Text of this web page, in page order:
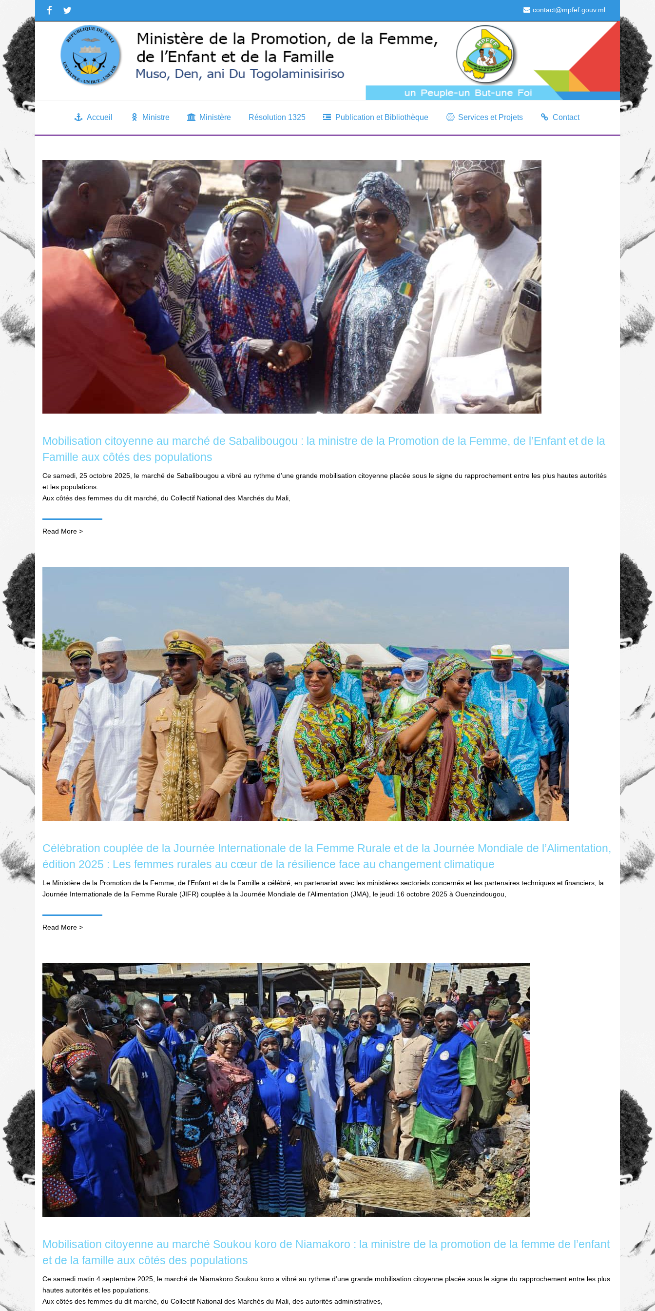
contact@mpfef.gouv.ml
Accueil Ministre Ministère Résolution 1325 Publication et Bibliothèque Services et Projets Contact
Mobilisation citoyenne au marché de Sabalibougou : la ministre de la Promotion de la Femme, de l’Enfant et de la
Famille aux côtés des populations
Ce samedi, 25 octobre 2025, le marché de Sabalibougou a vibré au rythme d’une grande mobilisation citoyenne placée sous le signe du rapprochement entre les plus hautes autorités
et les populations.
Aux côtés des femmes du dit marché, du Collectif National des Marchés du Mali,
Read More >
Célébration couplée de la Journée Internationale de la Femme Rurale et de la Journée Mondiale de l’Alimentation,
édition 2025 : Les femmes rurales au cœur de la résilience face au changement climatique
Le Ministère de la Promotion de la Femme, de l’Enfant et de la Famille a célébré, en partenariat avec les ministères sectoriels concernés et les partenaires techniques et financiers, la
Journée Internationale de la Femme Rurale (JIFR) couplée à la Journée Mondiale de l’Alimentation (JMA), le jeudi 16 octobre 2025 à Ouenzindougou,
Read More >
Mobilisation citoyenne au marché Soukou koro de Niamakoro : la ministre de la promotion de la femme de l’enfant
et de la famille aux côtés des populations
Ce samedi matin 4 septembre 2025, le marché de Niamakoro Soukou koro a vibré au rythme d’une grande mobilisation citoyenne placée sous le signe du rapprochement entre les plus
hautes autorités et les populations.
Aux côtés des femmes du dit marché, du Collectif National des Marchés du Mali, des autorités administratives,